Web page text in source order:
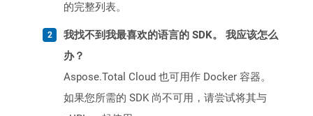
的完整列表。
我找不到我最喜欢的语言的 SDK。 我应该怎么
办？
Aspose.Total Cloud 也可用作 Docker 容器。
如果您所需的 SDK 尚不可用，请尝试将其与